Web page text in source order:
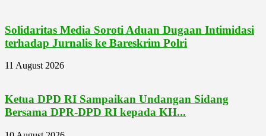
Solidaritas Media Soroti Aduan Dugaan Intimidasi
terhadap Jurnalis ke Bareskrim Polri
11 August 2026
Ketua DPD RI Sampaikan Undangan Sidang
Bersama DPR-DPD RI kepada KH...